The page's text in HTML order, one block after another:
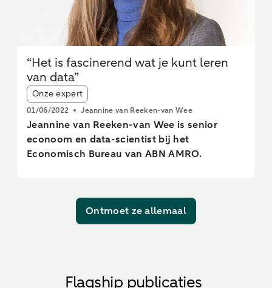
“Het is fascinerend wat je kunt leren
van data”
Article tags:
Onze expert
01/06/2022 Jeannine van Reeken-van Wee
Jeannine van Reeken-van Wee is senior
econoom en data-scientist bij het
Economisch Bureau van ABN AMRO.
Ontmoet ze allemaal
Flagship publicaties